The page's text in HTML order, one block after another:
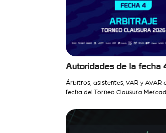
Autoridades de la fecha
Árbitros, asistentes, VAR y AVAR
fecha del Torneo Clausura